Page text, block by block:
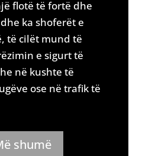
flotë të fortë dhe
ka shoferët e
të cilët mund të
e sigurt të
në kushte të
ose në trafik të
shumë